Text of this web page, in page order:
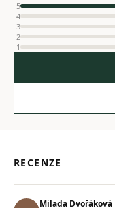
5
4
3
2
1
RECENZE
Milada Dvořáková